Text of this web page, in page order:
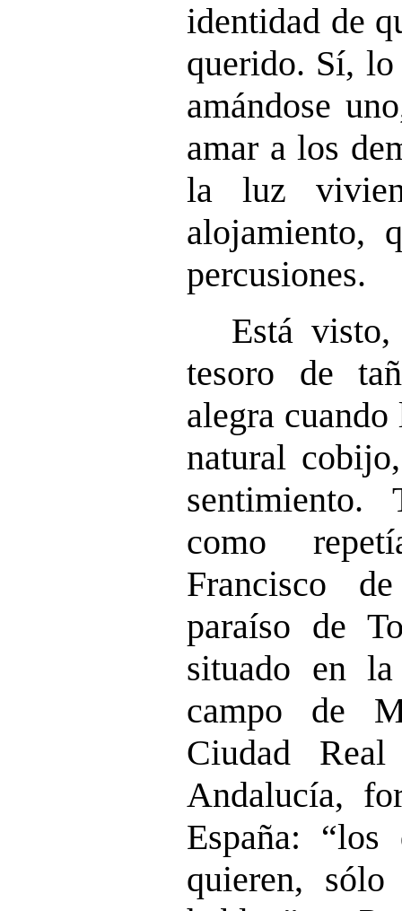
identidad de
querido. Sí, lo
amándose
amar a los
la luz
alojamiento,
percusiones.
Está
tesoro de
alegra
natural
como
Francisco
paraíso de
situado en
campo de
Ciudad
Andalucía,
España:
quieren,